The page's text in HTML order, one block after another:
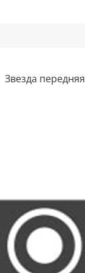
Звезда передняя